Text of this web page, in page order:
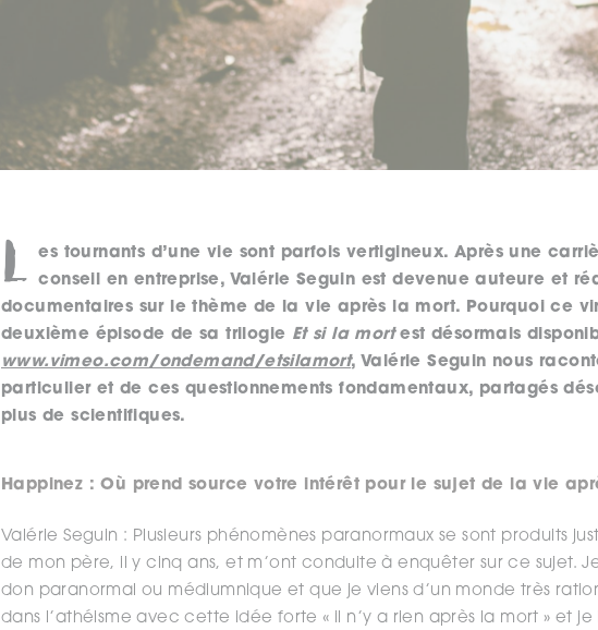
L
es tournants d’une vie sont parfois vertigineux. Après une
conseil en entreprise, Valérie Seguin est devenue auteure et
documentaires sur le thème de la vie après la mort. Pourquoi ce
deuxième épisode de sa trilogie Et si la mortest désormais
www.vimeo.com/ondemand/etsilamort, Valérie Seguin nous
particulier et de ces questionnements fondamentaux, partagés
plus de scientifiques.
Happinez : Où prend source votre intérêt pour le sujet de la vie
Valérie Seguin : Plusieurs phénomènes paranormaux se sont produits
de mon père, il y cinq ans, et m’ont conduite à enquêter sur ce sujet.
don paranormal ou médiumnique et que je viens d’un monde très
dans l’athéisme avec cette idée forte « il n’y a rien après la mort » et je